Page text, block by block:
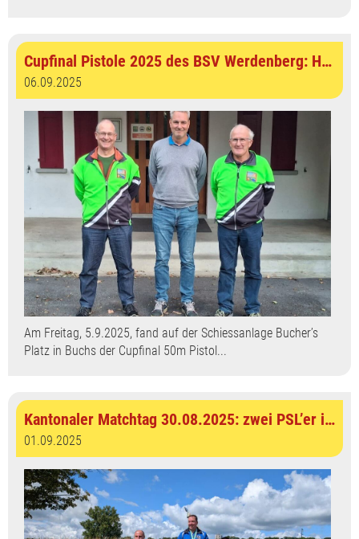
Cupfinal Pistole 2025 des BSV Werdenberg: Heinrich Bürgers (PSB) vor zwei PSL'er
06.09.2025
Am Freitag, 5.9.2025, fand auf der Schiessanlage Bucher’s
Platz in Buchs der Cupfinal 50m Pistol...
Kantonaler Matchtag 30.08.2025: zwei PSL’er in Wil am Start
01.09.2025